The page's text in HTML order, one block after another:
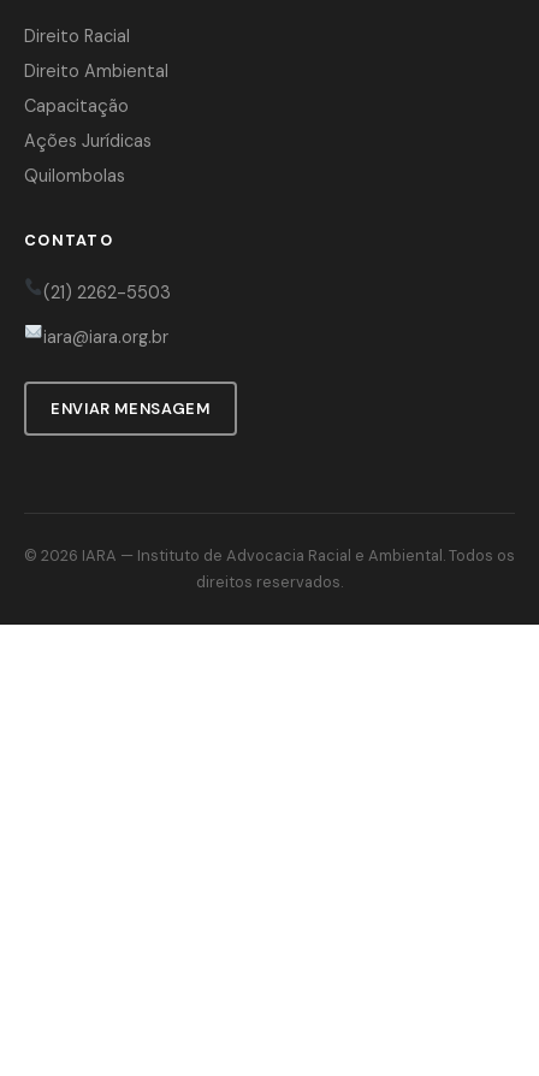
Direito Racial
Direito Ambiental
Capacitação
Ações Jurídicas
Quilombolas
CONTATO
(21) 2262-5503
iara@iara.org.br
ENVIAR MENSAGEM
© 2026 IARA — Instituto de Advocacia Racial e Ambiental. Todos os
direitos reservados.